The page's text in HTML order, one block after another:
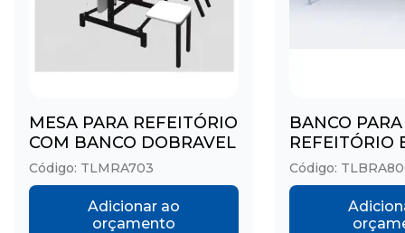
MESA PARA REFEITÓRIO
COM BANCO DOBRAVEL
Código: TLMRA703
Adicionar ao
orçamento
BANCO PARA
REFEITÓRIO
Código: